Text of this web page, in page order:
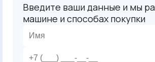
Введите ваши данные и мы
машине и способах покупки